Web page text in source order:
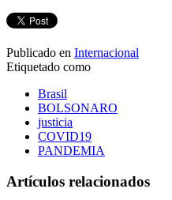
Publicado en Internacional
Etiquetado como
Brasil
BOLSONARO
justicia
COVID19
PANDEMIA
Artículos relacionados